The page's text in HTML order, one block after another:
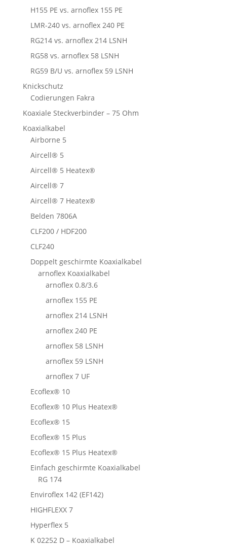
H155 PE vs. arnoflex 155 PE
LMR-240 vs. arnoflex 240 PE
RG214 vs. arnoflex 214 LSNH
RG58 vs. arnoflex 58 LSNH
RG59 B/U vs. arnoflex 59 LSNH
Knickschutz
Codierungen Fakra
Koaxiale Steckverbinder – 75 Ohm
Koaxialkabel
Airborne 5
Aircell® 5
Aircell® 5 Heatex®
Aircell® 7
Aircell® 7 Heatex®
Belden 7806A
CLF200 / HDF200
CLF240
Doppelt geschirmte Koaxialkabel
arnoflex Koaxialkabel
arnoflex 0.8/3.6
arnoflex 155 PE
arnoflex 214 LSNH
arnoflex 240 PE
arnoflex 58 LSNH
arnoflex 59 LSNH
arnoflex 7 UF
Ecoflex® 10
Ecoflex® 10 Plus Heatex®
Ecoflex® 15
Ecoflex® 15 Plus
Ecoflex® 15 Plus Heatex®
Einfach geschirmte Koaxialkabel
RG 174
Enviroflex 142 (EF142)
HIGHFLEXX 7
Hyperflex 5
K 02252 D – Koaxialkabel